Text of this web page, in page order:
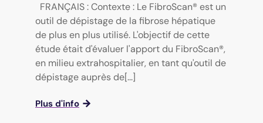
FRANÇAIS : Contexte : Le FibroScan® est un
outil de dépistage de la fibrose hépatique
de plus en plus utilisé. L'objectif de cette
étude était d'évaluer l'apport du FibroScan®,
en milieu extrahospitalier, en tant qu'outil de
dépistage auprès de[...]
Plus d'info